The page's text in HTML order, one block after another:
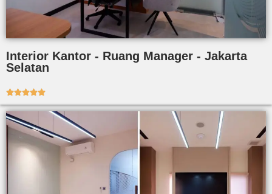
Interior Kantor - Ruang Manager - Jakarta
Selatan
